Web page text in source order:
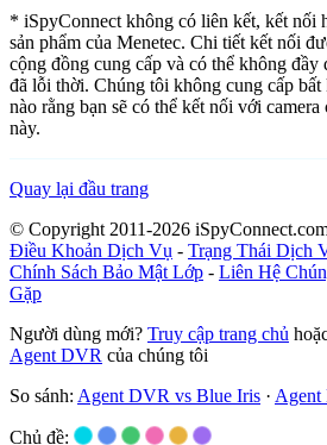
* iSpyConnect không có liên kết, kết nối
sản phẩm của Menetec. Chi tiết kết nối
cộng đồng cung cấp và có thể không
đã lỗi thời. Chúng tôi không cung cấp bất
nào rằng bạn sẽ có thể kết nối với
này.
Quay lại đầu trang
© Copyright 2011-2026
Điều Khoản Dịch Vụ - Trạng Thái Dịch
Chính Sách Bảo Mật Lớp - Liên Hệ
Gặp
Người dùng mới? Truy cập trang chủ
Agent DVR của chúng tôi
So sánh: Agent DVR vs Blue Iris · Agent
Chủ đề: